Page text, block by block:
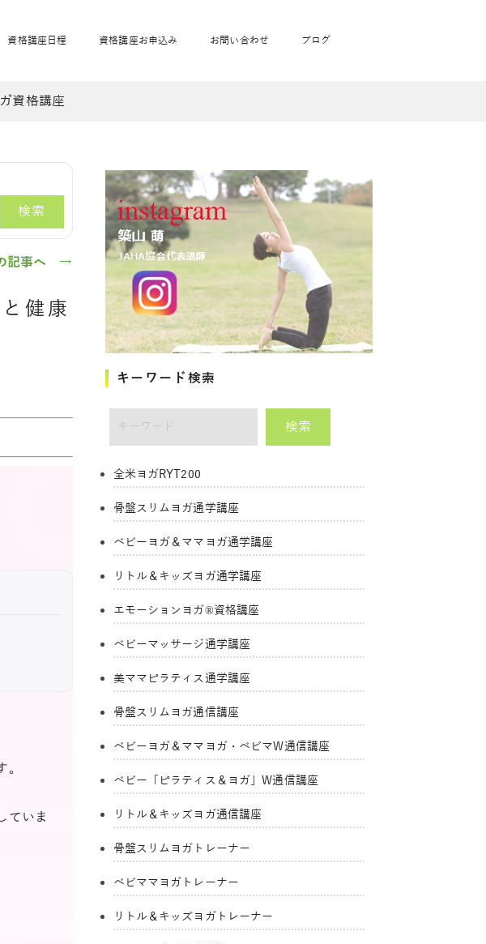
リトル＆キッズヨガ通学
エモーションヨガ®通学
ベビーマッサージ通学
美ママピラティス通学
通信 リトル＆キッズヨガ通信
ベビママヨガ
ベビーチャクラマッサージ
JAHAnavi Lesson
資格講座日程
オンライン講座
資格講座お申込み お問い合わせ ブログ
資格講座
検索
記事へ →
健康
ていま
キーワード検索
検索
全米ヨガRYT200
骨盤スリムヨガ通学講座
ベビーヨガ＆ママヨガ通学講座
リトル＆キッズヨガ通学講座
エモーションヨガ®資格講座
ベビーマッサージ通学講座
美ママピラティス通学講座
骨盤スリムヨガ通信講座
ベビーヨガ＆ママヨガ・ベビマW通信講座
ベビー「ピラティス＆ヨガ」W通信講座
リトル＆キッズヨガ通信講座
骨盤スリムヨガトレーナー
ベビママヨガトレーナー
リトル＆キッズヨガトレーナー